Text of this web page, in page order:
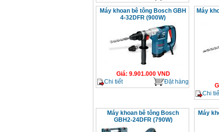
Máy khoan bê tông Bosch GBH
4-32DFR (900W)
Giá: 9.901.000VND
Chi tiết
Đặt hàng
Máy
Chi
Máy khoan bê tông Bosch
GBH2-24DFR (790W)
Máy